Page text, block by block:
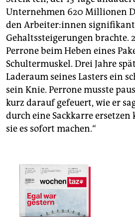
Unternehmen 620 Millionen
den Ar­bei­te­r:in­nen
Gehaltssteigerungen brachte.
Perrone beim Heben eines
Schultermuskel. Drei Jahre
Laderaum seines Lasters ein
sein Knie. Perrone musste
kurz darauf gefeuert, wie er
durch eine Sackkarre
sie es sofort machen.“